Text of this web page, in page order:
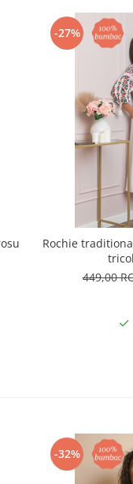
-27%
Rochie
449,00
-32%